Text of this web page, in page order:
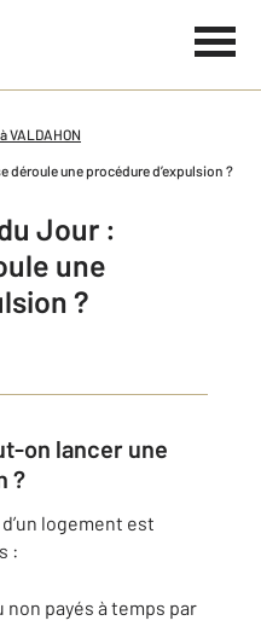
VALDAHON
déroule une procédure d’expulsion ?
Jour :
une
?
on lancer une
?
logement est
:
non payés à temps par